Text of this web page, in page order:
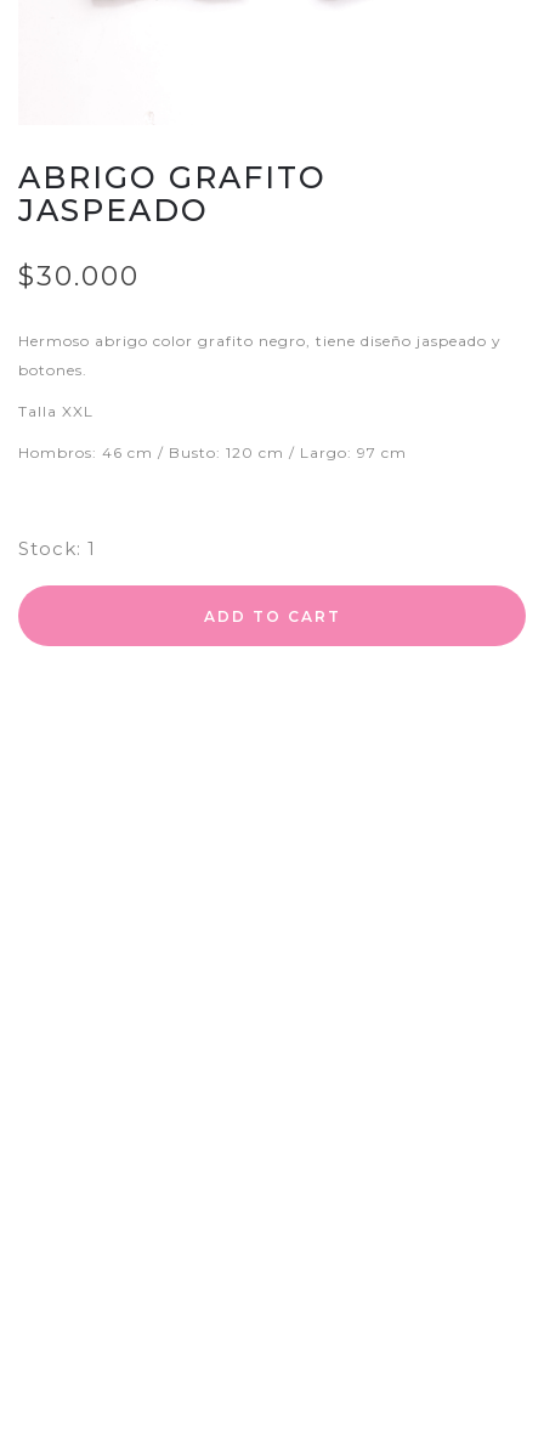
ABRIGO GRAFITO
JASPEADO
$30.000
Hermoso abrigo color grafito negro, tiene diseño jaspeado y
botones.
Talla XXL
Hombros: 46 cm / Busto: 120 cm / Largo: 97 cm
Stock: 1
ADD TO CART